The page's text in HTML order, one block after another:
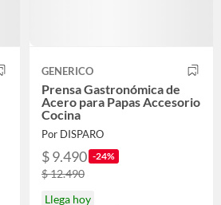
GENERICO
Prensa Gastronómica de
Acero para Papas Accesorio
Cocina
Por DISPARO
$ 9.490 -24%
$ 12.490
Llega hoy